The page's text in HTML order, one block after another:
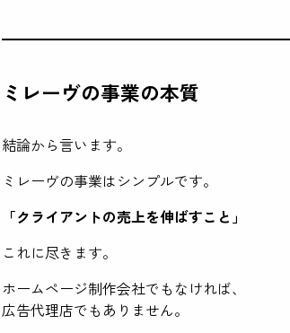
ミレーヴの事業の本質
結論から言います。
ミレーヴの事業はシンプルです。
「クライアントの売上を伸ばすこと」
これに尽きます。
ホームページ制作会社でもなければ、
広告代理店でもありません。